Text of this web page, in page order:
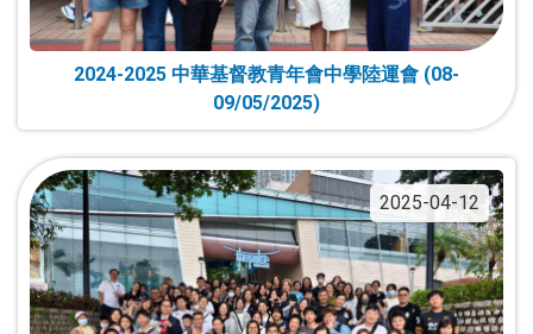
2024-2025 中華基督教青年會中學陸運會 (08-
09/05/2025)
2025-04-12